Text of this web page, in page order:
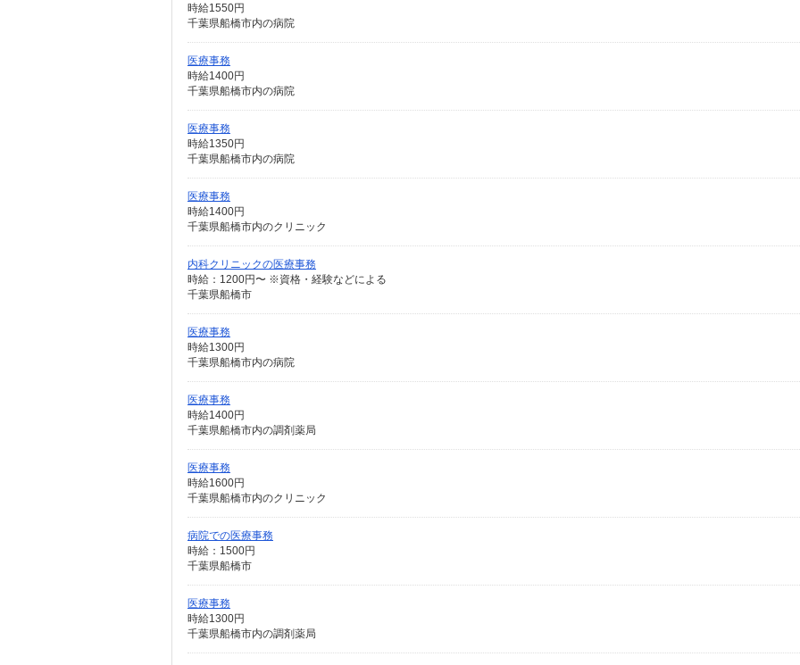
時給1550円
千葉県船橋市内の病院
医療事務
時給1400円
千葉県船橋市内の病院
医療事務
時給1350円
千葉県船橋市内の病院
医療事務
時給1400円
千葉県船橋市内のクリニック
内科クリニックの医療事務
時給：1200円〜 ※資格・経験などによる
千葉県船橋市
医療事務
時給1300円
千葉県船橋市内の病院
医療事務
時給1400円
千葉県船橋市内の調剤薬局
医療事務
時給1600円
千葉県船橋市内のクリニック
病院での医療事務
時給：1500円
千葉県船橋市
医療事務
時給1300円
千葉県船橋市内の調剤薬局